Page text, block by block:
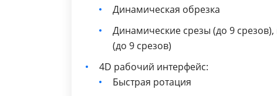
Динамическая обрезка
Динамические срезы (до 9
(до 9 срезов)
4D рабочий интерфейс:
Быстрая ротация